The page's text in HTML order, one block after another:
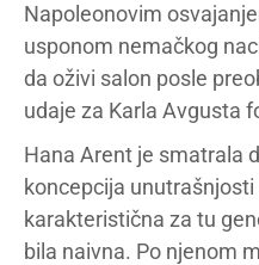
Napoleonovim
usponom nemačkog
da oživi salon posle
udaje za Karla Avgusta
Hana Arent je smatrala
koncepcija
karakteristična za tu
bila naivna. Po njenom